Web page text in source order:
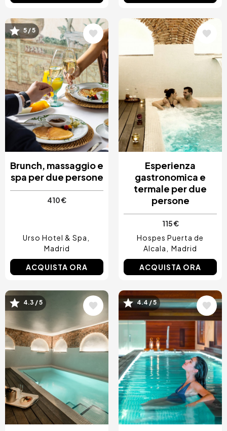
Immagine
5 / 5
Brunch, massaggio e
spa per due persone
410 €
Urso Hotel & Spa
Madrid
ACQUISTA ORA
Immagine
Esperienza
gastronomica e
termale per due
persone
115 €
Hospes Puerta de
Alcala
Madrid
ACQUISTA ORA
Immagine
4.3 / 5 Immagine
4.4 / 5